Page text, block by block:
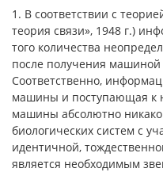
1. В соответствии с
теория связи», 1948 г.)
того количества
после получения
Соответственно,
машины и поступающая к
машины абсолютно
биологических систем с
идентичной,
является необходимым